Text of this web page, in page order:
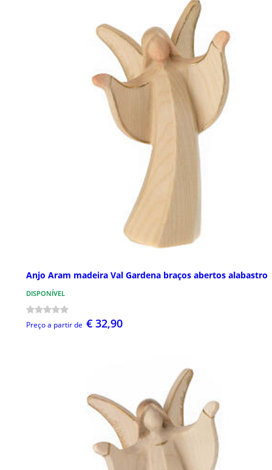
Anjo Aram madeira Val Gardena braços abertos alabastro
DISPONÍVEL
Preço a partir de € 32,90